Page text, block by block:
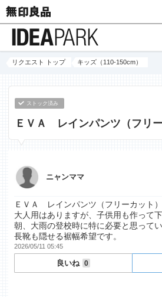
リクエスト トップ キッズ（110-150cm）
ストック済み
ＥＶＡ レインパンツ（フリ
ニャンママ
ＥＶＡ レインパンツ（フリーカット）
大人用はありますが、子供用も作って下
朝、大雨の登校時に特に必要と思ってい
長靴も隠せる裾幅希望です。
2026/05/11 05:45
良いね 0